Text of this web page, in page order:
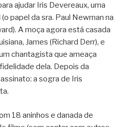
ajudar Iris Devereaux, uma
papel da sra. Paul Newman na
A moça agora está casada
James (Richard Derr), e
chantagista que ameaça
dela. Depois da
a sogra de Iris
18 aninhos e danada de